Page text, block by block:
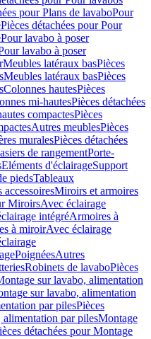
pour Plans de lavaboPour
Pièces détachées pour Pour
Pour lavabo à poser
lavabo à poser
Meubles latéraux basPièces
Meubles latéraux basPièces
Colonnes hautesPièces
mi-hautesPièces détachées
compactesPièces
Autres meublesPièces
muralesPièces détachées
de rangementPorte-
Eléments d'éclairageSupport
piedsTableaux
accessoiresMiroirs et armoires
MiroirsAvec éclairage
intégréArmoires à
à miroirAvec éclairage
PoignéesAutres
Robinets de lavaboPièces
sur lavabo, alimentation
sur lavabo, alimentation
par pilesPièces
alimentation par pilesMontage
détachées pour Montage